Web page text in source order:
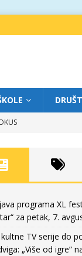
teatra
FOKUS
programa XL
za petak, 7.
TV serije do
„Više od igre”